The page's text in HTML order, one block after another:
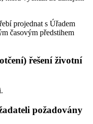
projednat s Úřadem
časovým předstihem
řešení životní
požadovány